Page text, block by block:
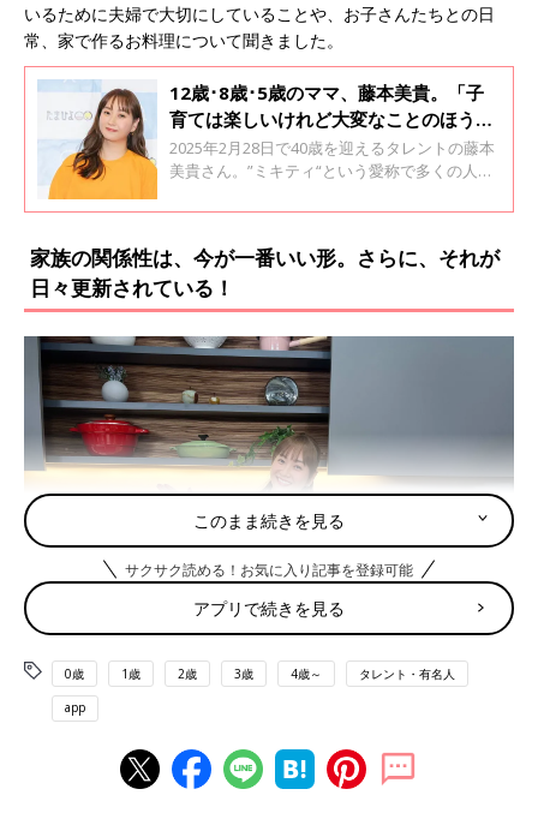
いるために夫婦で大切にしていることや、お子さんたちとの日
常、家で作るお料理について聞きました。
12歳･8歳･5歳のママ、藤本美貴。「子
育ては楽しいけれど大変なことのほうが
多い」、子育て正直な気持ちを語る
2025年2月28日で40歳を迎えるタレントの藤本
美貴さん。”ミキティ“という愛称で多くの人か
ル『ハロー！ミキティ』では視聴者からのさま
今回は40歳を迎えるミキティに、現在の心境や
将来のことを聞きました。全2回インタビュー
の後編です。
家族の関係性は、今が一番いい形。さらに、それが
日々更新されている！
番組収録中の藤本さん ©フジテレビ
――夫婦で普段から、悩みや本音を話すことはあるんですか？
このまま続きを見る
サクサク読める！お気に入り記事を登録可能
アプリで続きを見る
0歳 1歳 2歳 3歳 4歳～ タレント・有名人
app